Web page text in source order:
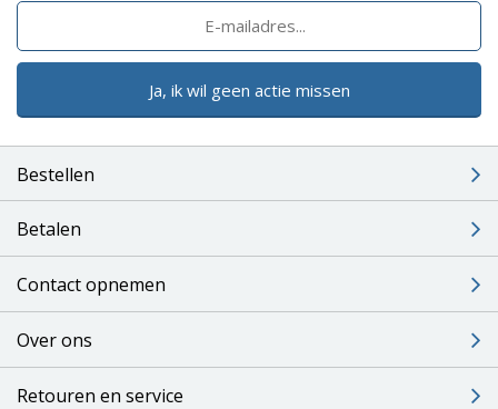
Ja, ik wil geen actie missen
Bestellen
Betalen
Contact opnemen
Over ons
Retouren en service